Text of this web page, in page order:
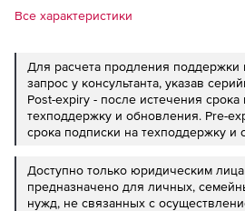
Все характеристики
Для расчета продления поддержки
запрос у консультанта, указав
Post-expiry - после истечения срока
техподдержку и обновления. Pre-
срока подписки на техподдержку и
Доступно только юридическим
предназначено для личных,
нужд, не связанных с